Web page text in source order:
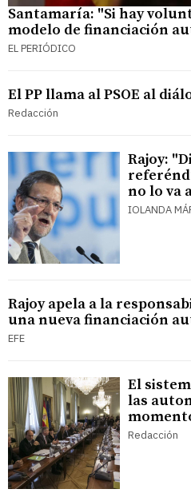
Santamaría: "Si hay
modelo de financiación
EL PERIÓDICO
El PP llama al PSOE al
Redacción
Rajoy:
no lo va
IOLANDA
Rajoy apela a la
una nueva financiación
EFE
El
las
Redacción